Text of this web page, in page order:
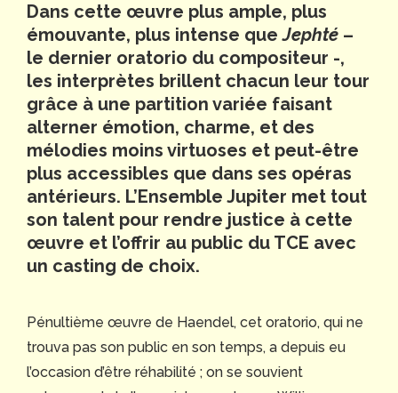
Dans cette œuvre plus ample, plus
émouvante, plus intense queJephté –
le dernier oratorio du compositeur -,
les interprètes brillent chacun leur tour
grâce à une partition variée faisant
alterner émotion, charme, et des
mélodies moins virtuoses et peut-être
plus accessibles que dans ses opéras
antérieurs. L’Ensemble Jupiter met tout
son talent pour rendre justice à cette
œuvre et l’offrir au public du TCE avec
un casting de choix.
Pénultième œuvre de Haendel, cet oratorio, qui ne
trouva pas son public en son temps, a depuis eu
l’occasion d’être réhabilité ; on se souvient